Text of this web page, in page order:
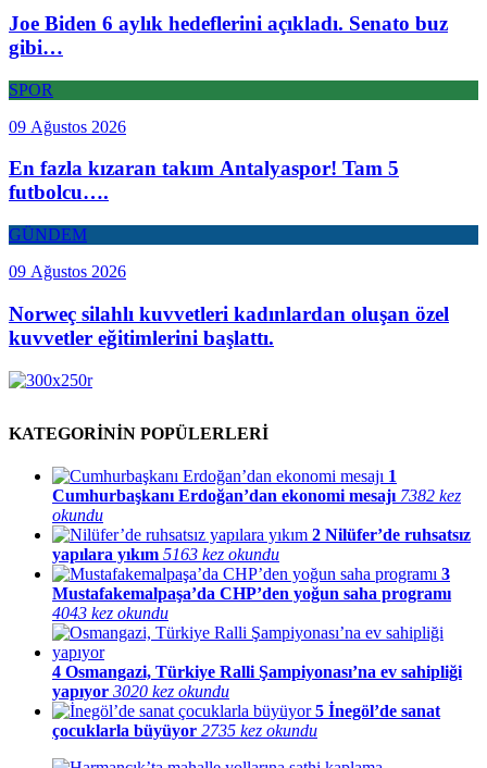
Joe Biden 6 aylık hedeflerini açıkladı. Senato buz
gibi…
SPOR
09 Ağustos 2026
En fazla kızaran takım Antalyaspor! Tam 5
futbolcu….
GÜNDEM
09 Ağustos 2026
Norweç silahlı kuvvetleri kadınlardan oluşan özel
kuvvetler eğitimlerini başlattı.
KATEGORİNİN POPÜLERLERİ
1
Cumhurbaşkanı Erdoğan’dan ekonomi mesajı 7382 kez
okundu
2 Nilüfer’de ruhsatsız
yapılara yıkım 5163 kez okundu
3
Mustafakemalpaşa’da CHP’den yoğun saha programı
4043 kez okundu
4 Osmangazi, Türkiye Ralli Şampiyonası’na ev sahipliği
yapıyor 3020 kez okundu
5 İnegöl’de sanat
çocuklarla büyüyor 2735 kez okundu